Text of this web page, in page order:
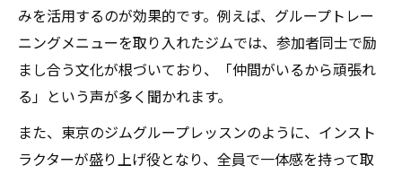
みを活用するのが効果的です。例えば、グループトレー
ニングメニューを取り入れたジムでは、参加者同士で励
まし合う文化が根づいており、「仲間がいるから頑張れ
る」という声が多く聞かれます。
また、東京のジムグループレッスンのように、インスト
ラクターが盛り上げ役となり、全員で一体感を持って取